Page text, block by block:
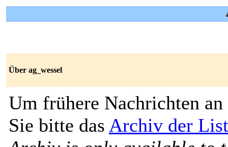
Über ag_wessel
Um frühere Nachrichten an
Sie bitte das Archiv der